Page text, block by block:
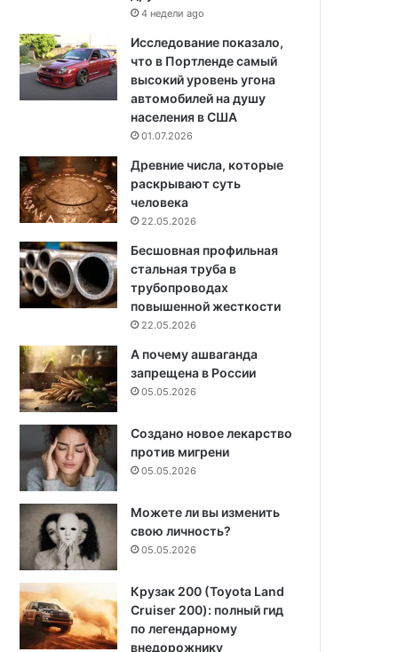
4 недели ago
Исследование показало,
что в Портленде самый
высокий уровень угона
автомобилей на душу
населения в США
01.07.2026
Древние числа, которые
раскрывают суть
человека
22.05.2026
Бесшовная профильная
стальная труба в
трубопроводах
повышенной жесткости
22.05.2026
А почему ашваганда
запрещена в России
05.05.2026
Создано новое лекарство
против мигрени
05.05.2026
Можете ли вы изменить
свою личность?
05.05.2026
Крузак 200 (Toyota Land
Cruiser 200): полный гид
по легендарному
внедорожнику